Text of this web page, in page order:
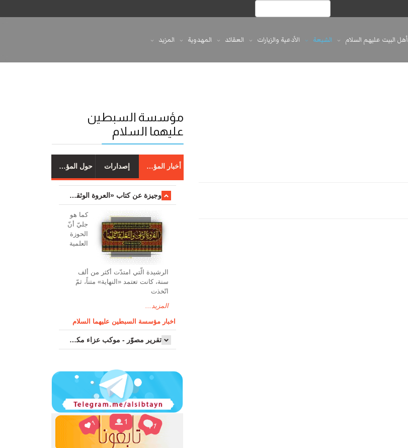
أهل البيت عليهم السلام الشيعة الأدعية والزيارات العقائد المهدوية المزيد
مؤسسة السبطين
عليهما السلام
أخبار المؤسسة إصدارات حول المؤسسة
وجیزة عن کتاب «العروة الوثقی والتعلیقات علیها»
کما هو
جليّ أنّ
الحوزة
العلمیة
الرشیدة الّتي امتدّت أكثر من ألف
سنة، كانت تعتمد «النهاية» متناً، ثمّ
اتّخذت
المزيد...
اخبار مؤسسة السبطين عليهما السلام
تقرير مصوّر - موكب عزاء مکتب سماحة اية الله السيد مرتضى الموسوي الاصفهاني في يوم إستشهاد السيدة فاطم...